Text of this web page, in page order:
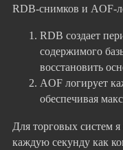
RDB-снимков и AOF-
RDB создает
содержимого
восстановить
AOF логирует
обеспечивая
Для торговых систем
каждую секунду как